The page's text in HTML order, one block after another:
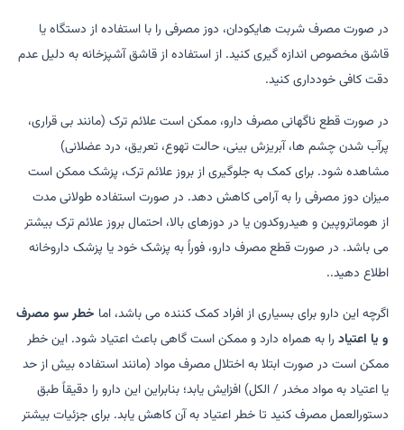
در صورت مصرف شربت هایکودان، دوز مصرفی را با استفاده از دستگاه یا
قاشق مخصوص اندازه گیری کنید. از استفاده از قاشق آشپزخانه به دلیل عدم
دقت کافی خودداری کنید.
در صورت قطع ناگهانی مصرف دارو، ممکن است علائم ترک (مانند بی قراری،
پرآب شدن چشم ها، آبریزش بینی، حالت تهوع، تعریق، درد عضلانی)
مشاهده شود. برای کمک به جلوگیری از بروز علائم ترک، پزشک ممکن است
میزان دوز مصرفی را به آرامی کاهش دهد. در صورت استفاده طولانی مدت
از هوماتروپین و هیدروکدون یا در دوزهای بالا، احتمال بروز علائم ترک بیشتر
می باشد. در صورت قطع مصرف دارو، فوراً به پزشک خود یا پزشک داروخانه
اطلاع دهید..
اگرچه این دارو برای بسیاری از افراد کمک کننده می باشد، اما خطر سو مصرف
و یا اعتیاد را به همراه دارد و ممکن است گاهی باعث اعتیاد شود. این خطر
ممکن است در صورت ابتلا به اختلال مصرف مواد (مانند استفاده بیش از حد
یا اعتیاد به مواد مخدر / الکل) افزایش یابد؛ بنابراین این دارو را دقیقاً طبق
دستورالعمل مصرف کنید تا خطر اعتیاد به آن کاهش یابد. برای جزئیات بیشتر